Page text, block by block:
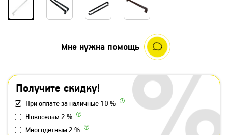
Получите скидку!
При оплате за наличные 10 %
Новоселам 2 %
Многодетным 2 %
Мне нужна помощь